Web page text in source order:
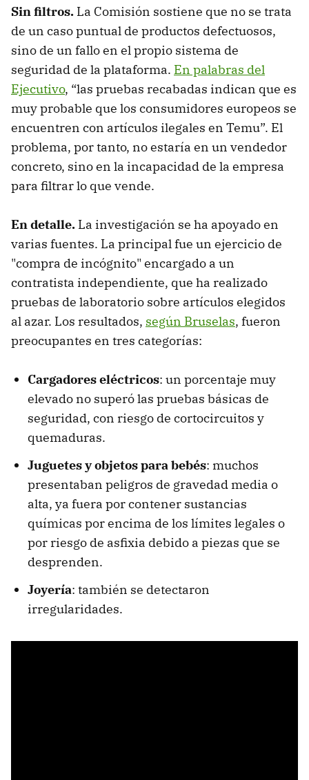
Sin filtros. La Comisión sostiene que no se trata
de un caso puntual de productos defectuosos,
sino de un fallo en el propio sistema de
seguridad de la plataforma. En palabras del
Ejecutivo, “las pruebas recabadas indican que es
muy probable que los consumidores europeos se
encuentren con artículos ilegales en Temu”. El
problema, por tanto, no estaría en un vendedor
concreto, sino en la incapacidad de la empresa
para filtrar lo que vende.
En detalle. La investigación se ha apoyado en
varias fuentes. La principal fue un ejercicio de
"compra de incógnito" encargado a un
contratista independiente, que ha realizado
pruebas de laboratorio sobre artículos elegidos
al azar. Los resultados, según Bruselas, fueron
preocupantes en tres categorías:
Cargadores eléctricos: un porcentaje muy
elevado no superó las pruebas básicas de
seguridad, con riesgo de cortocircuitos y
quemaduras.
Juguetes y objetos para bebés: muchos
presentaban peligros de gravedad media o
alta, ya fuera por contener sustancias
químicas por encima de los límites legales o
por riesgo de asfixia debido a piezas que se
desprenden.
Joyería: también se detectaron
irregularidades.